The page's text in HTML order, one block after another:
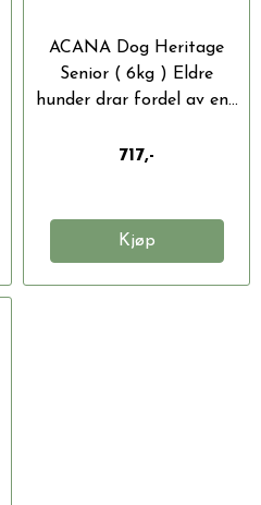
ACANA Dog Heritage
Senior ( 6kg ) Eldre
hunder drar fordel av en...
717,-
Kjøp